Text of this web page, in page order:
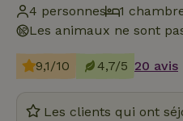
4 personnes
1
Les animaux ne sont
9,1/10 4,7/5 20 avis
Les clients qui ont